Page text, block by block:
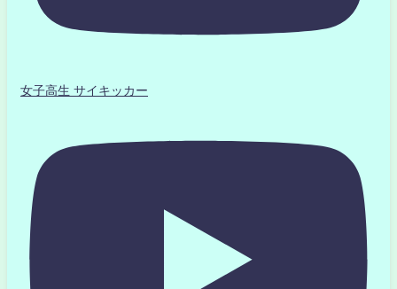
女子高生 サイキッカー